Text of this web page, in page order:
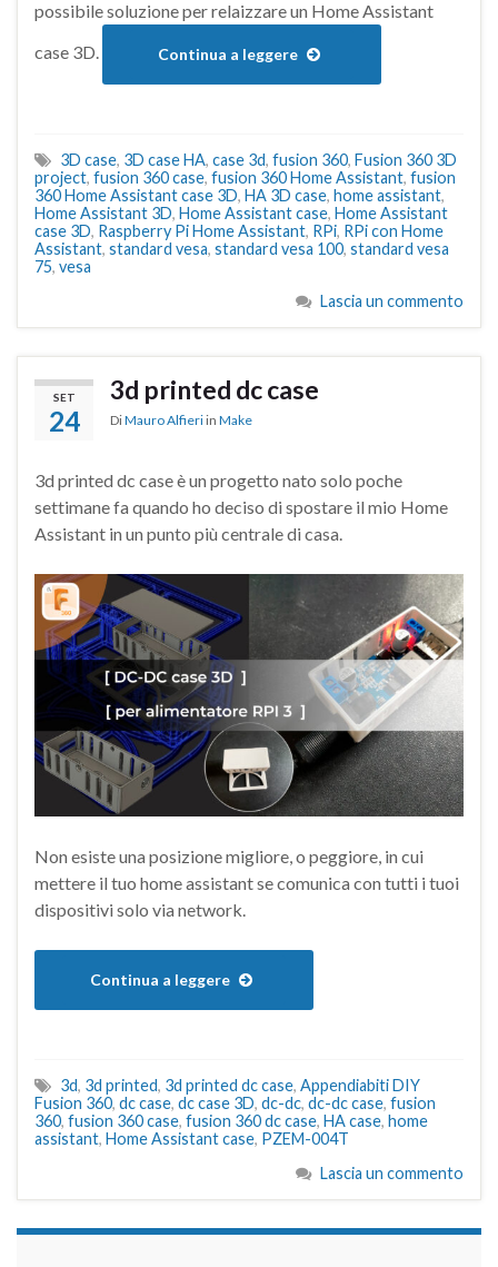
possibile soluzione per relaizzare un Home Assistant
case 3D.
Continua a leggere
3D case, 3D case HA, case 3d, fusion 360, Fusion 360 3D
project, fusion 360 case, fusion 360 Home Assistant, fusion
360 Home Assistant case 3D, HA 3D case, home assistant,
Home Assistant 3D, Home Assistant case, Home Assistant
case 3D, Raspberry Pi Home Assistant, RPi, RPi con Home
Assistant, standard vesa, standard vesa 100, standard vesa
75, vesa
Lascia un commento
SET
24
3d printed dc case
DiMauro Alfieri in Make
3d printed dc case è un progetto nato solo poche
settimane fa quando ho deciso di spostare il mio Home
Assistant in un punto più centrale di casa.
Non esiste una posizione migliore, o peggiore, in cui
mettere il tuo home assistant se comunica con tutti i tuoi
dispositivi solo via network.
Continua a leggere
3d, 3d printed, 3d printed dc case, Appendiabiti DIY
Fusion 360, dc case, dc case 3D, dc-dc, dc-dc case, fusion
360, fusion 360 case, fusion 360 dc case, HA case, home
assistant, Home Assistant case, PZEM-004T
Lascia un commento